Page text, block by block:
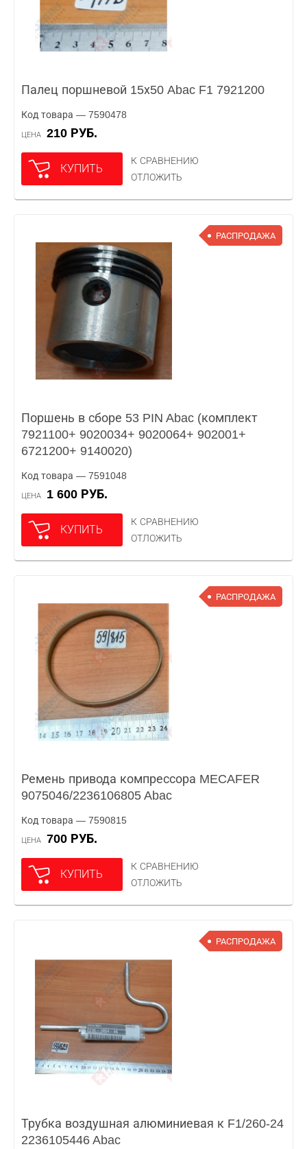
Палец поршневой 15х50 Abac F1 7921200
Код товара — 7590478
ЦЕНА 210 РУБ.
КУПИТЬ
К СРАВНЕНИЮ
ОТЛОЖИТЬ
РАСПРОДАЖА
Поршень в сборе 53 PIN Abac (комплект
7921100+ 9020034+ 9020064+ 902001+
6721200+ 9140020)
Код товара — 7591048
ЦЕНА 1 600 РУБ.
КУПИТЬ
К СРАВНЕНИЮ
ОТЛОЖИТЬ
РАСПРОДАЖА
Ремень привода компрессора MECAFER
9075046/2236106805 Abac
Код товара — 7590815
ЦЕНА 700 РУБ.
КУПИТЬ
К СРАВНЕНИЮ
ОТЛОЖИТЬ
РАСПРОДАЖА
Трубка воздушная алюминиевая к F1/260-24
2236105446 Abac